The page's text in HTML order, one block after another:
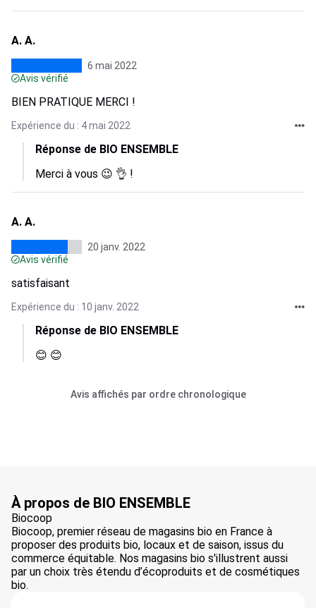
A. A.
6 mai 2022
Avis vérifié
BIEN PRATIQUE MERCI !
Expérience du : 4 mai 2022
Réponse de BIO ENSEMBLE
Merci à vous 😉 👌 !
A. A.
20 janv. 2022
Avis vérifié
satisfaisant
Expérience du : 10 janv. 2022
Réponse de BIO ENSEMBLE
😊 😊
Avis affichés par ordre chronologique
À propos de BIO ENSEMBLE
Biocoop
Biocoop, premier réseau de magasins bio en France à
proposer des produits bio, locaux et de saison, issus du
commerce équitable. Nos magasins bio s'illustrent aussi
par un choix très étendu d’écoproduits et de cosmétiques
bio.